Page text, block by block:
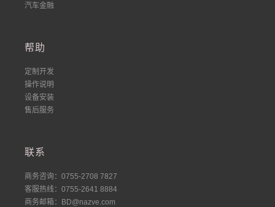
汽车金融
帮助
定制开发
操作说明
设备安装
售后服务
联系
商务咨询：0755-2708 7827
客服热线：0755-2641 8884
商务邮箱：BD@nazve.com